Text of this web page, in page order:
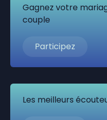
Gagnez votre
couple
Participez
Les meilleurs